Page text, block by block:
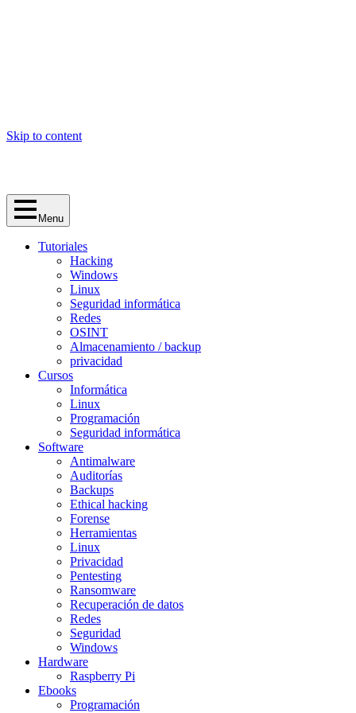
Skip to content
Menu
Tutoriales
Hacking
Windows
Linux
Seguridad informática
Redes
OSINT
Almacenamiento / backup
privacidad
Cursos
Informática
Linux
Programación
Seguridad informática
Software
Antimalware
Auditorías
Backups
Ethical hacking
Forense
Herramientas
Linux
Privacidad
Pentesting
Ransomware
Recuperación de datos
Redes
Seguridad
Windows
Hardware
Raspberry Pi
Ebooks
Programación